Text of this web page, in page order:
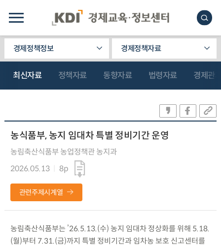
경제정책정보 경제정책자료
최신자료 정책자료 동향자료 법령자료 경제관
농식품부, 농지 임대차 특별 정비기간 운영
농림축산식품부 농업정책관 농지과
2026.05.13
8p
관련주제시계열
농림축산식품부는 ’26.5.13.(수) 농지 임대차 정상화를 위해 5.18.
(월)부터 7.31.(금)까지 특별 정비기간과 임차농 보호 신고센터를